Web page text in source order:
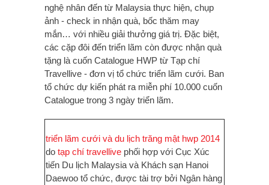
nghệ nhân đến từ Malaysia thực hiện, chụp
ảnh - check in nhận quà, bốc thăm may
mắn… với nhiều giải thưởng giá trị. Đặc biệt,
các cặp đôi đến triển lãm còn được nhận quà
tặng là cuốn Catalogue HWP từ Tạp chí
Travellive - đơn vị tổ chức triển lãm cưới. Ban
tổ chức dự kiến phát ra miễn phí 10.000 cuốn
Catalogue trong 3 ngày triển lãm.
triển lãm cưới và du lịch trăng mật hwp 2014
do tạp chí travellive phối hợp với Cục Xúc
tiến Du lịch Malaysia và Khách sạn Hanoi
Daewoo tổ chức, được tài trợ bởi Ngân hàng